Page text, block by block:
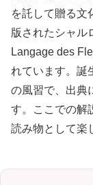
を託して贈る文
版されたシャル
Langage des
れています。誕
の風習で、出典
す。ここでの解
読み物として楽